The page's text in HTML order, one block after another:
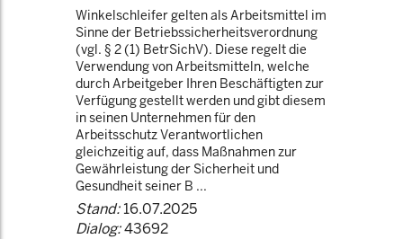
Winkelschleifer gelten als Arbeitsmittel im
Sinne der Betriebssicherheitsverordnung
(vgl. § 2 (1) BetrSichV). Diese regelt die
Verwendung von Arbeitsmitteln, welche
durch Arbeitgeber Ihren Beschäftigten zur
Verfügung gestellt werden und gibt diesem
in seinen Unternehmen für den
Arbeitsschutz Verantwortlichen
gleichzeitig auf, dass Maßnahmen zur
Gewährleistung der Sicherheit und
Gesundheit seiner B ...
Stand:16.07.2025
Dialog:43692